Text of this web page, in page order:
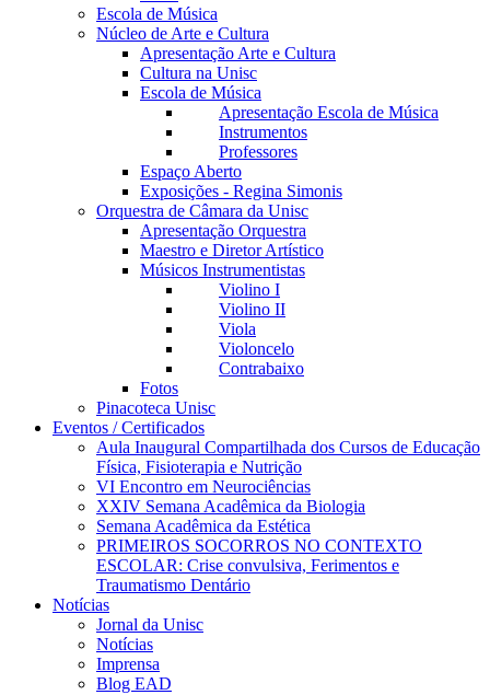
Escola de Música
Núcleo de Arte e Cultura
Apresentação Arte e Cultura
Cultura na Unisc
Escola de Música
Apresentação Escola de Música
Instrumentos
Professores
Espaço Aberto
Exposições - Regina Simonis
Orquestra de Câmara da Unisc
Apresentação Orquestra
Maestro e Diretor Artístico
Músicos Instrumentistas
Violino I
Violino II
Viola
Violoncelo
Contrabaixo
Fotos
Pinacoteca Unisc
Eventos / Certificados
Aula Inaugural Compartilhada dos Cursos de Educação
Física, Fisioterapia e Nutrição
VI Encontro em Neurociências
XXIV Semana Acadêmica da Biologia
Semana Acadêmica da Estética
PRIMEIROS SOCORROS NO CONTEXTO
ESCOLAR: Crise convulsiva, Ferimentos e
Traumatismo Dentário
Notícias
Jornal da Unisc
Notícias
Imprensa
Blog EAD